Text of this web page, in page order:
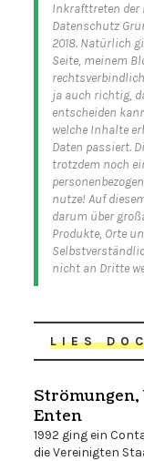
Inkrafttreten der
Datenschutz
2018. Natürlich
Seite, meinem
ja auch richtig,
entscheiden
welche Inhalte
Daten passiert.
trotzdem noch
nutze! Auf
darum über
Produkte, Orte
nicht an Dritte
LIES
Strömungen,
Enten
1992 ging ein
die Vereinigten